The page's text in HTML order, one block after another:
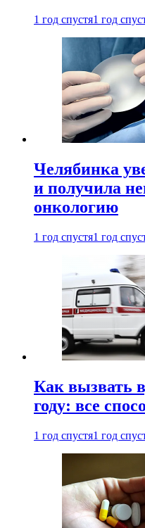
1 год спустя1 год
Челябинка
и получила
онкологию
1 год спустя1 год
Как вызвать
году: все
1 год спустя1 год